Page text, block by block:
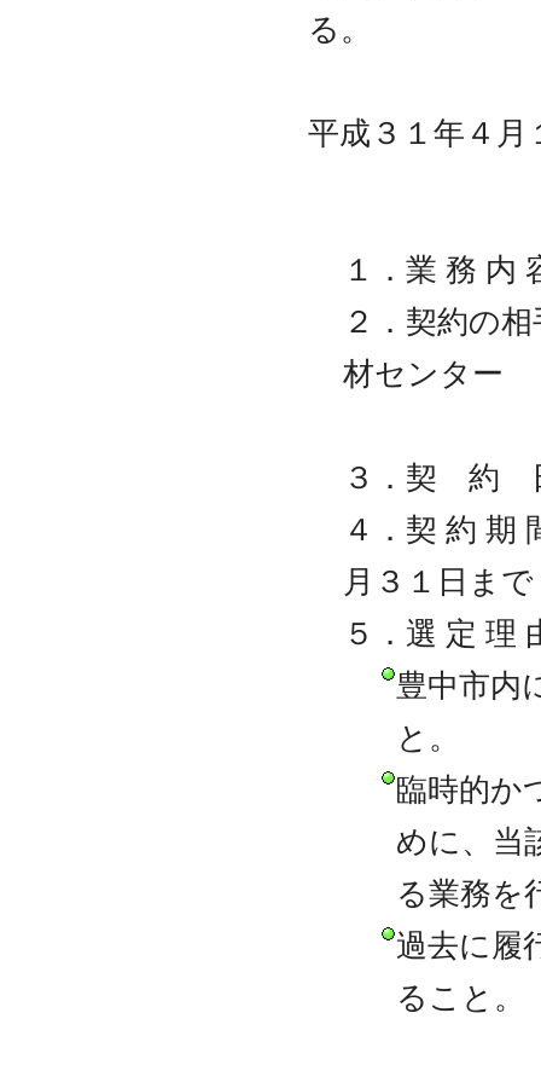
る。
平成３１年４月
１．業 務 内
２．契約の
材センター
３．契 約
４．契 約 期
月３１日まで
５．選 定 理
豊中市内
と。
臨時的か
めに、当
る業務を
過去に履
ること。